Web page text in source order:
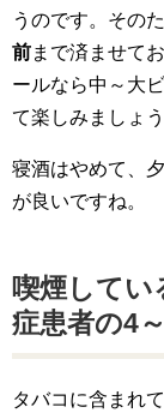
うのです。その
前まで済ませて
ールなら中～大
て楽しみましょう
寝酒はやめて、
が良いですね。
喫煙してい
症患者の4
タバコに含まれ